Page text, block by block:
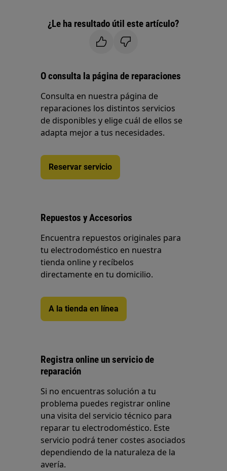
¿Le ha resultado útil este artículo?
O consulta la página de reparaciones
Consulta en nuestra página de
reparaciones los distintos servicios
de disponibles y elige cuál de ellos se
adapta mejor a tus necesidades.
Reservar servicio
Repuestos y Accesorios
Encuentra repuestos originales para
tu electrodoméstico en nuestra
tienda online y recíbelos
directamente en tu domicilio.
A la tienda en línea
Registra online un servicio de
reparación
Si no encuentras solución a tu
problema puedes registrar online
una visita del servicio técnico para
reparar tu electrodoméstico. Este
servicio podrá tener costes asociados
dependiendo de la naturaleza de la
avería.